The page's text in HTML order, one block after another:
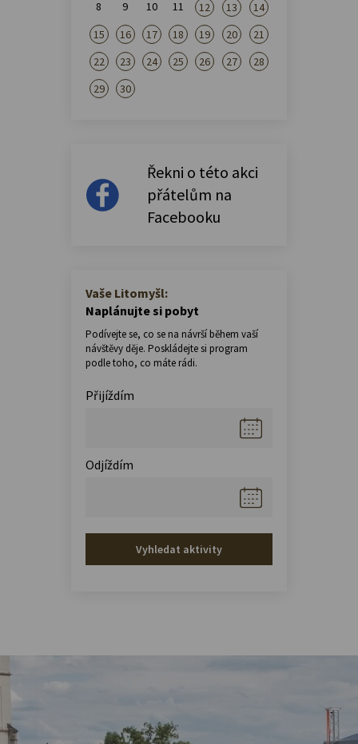
8 9 10 11 12 13
14
15
16 17 18 19 20
21
22
23 24 25 26 27
28
29
30
Řekni o této akci
přátelům na
Facebooku
Vaše Litomyšl:
Naplánujte si pobyt
Podívejte se, co se na návrší během vaší
návštěvy děje. Poskládejte si program
podle toho, co máte rádi.
Přijíždím
Odjíždím
Vyhledat aktivity